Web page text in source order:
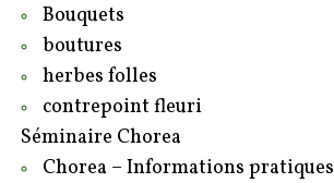
Bouquets
boutures
herbes folles
contrepoint fleuri
Séminaire Chorea
Chorea – Informations pratiques